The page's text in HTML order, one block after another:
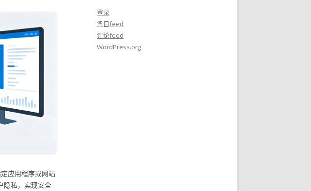
应用程序或网站
隐私，实现安全
登录
条目feed
评论feed
WordPress.org